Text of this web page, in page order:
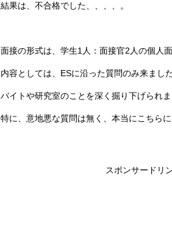
結果は、不合格でした、、、、。
面接の形式は、学生1人：面接官2人の個人
内容としては、ESに沿った質問のみ来まし
バイトや研究室のことを深く掘り下げられ
特に、意地悪な質問は無く、本当にこちら
スポンサードリ